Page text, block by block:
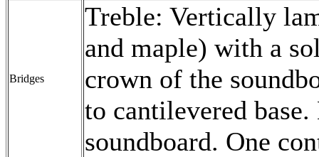
Bridges
Treble: Vertically
and maple) with a
crown of the
to cantilevered
soundboard. One